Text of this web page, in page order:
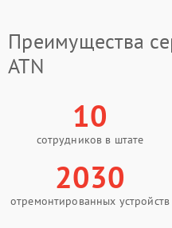
Преимущества
ATN
10
сотрудников в штате
2030
отремонтированных устройств